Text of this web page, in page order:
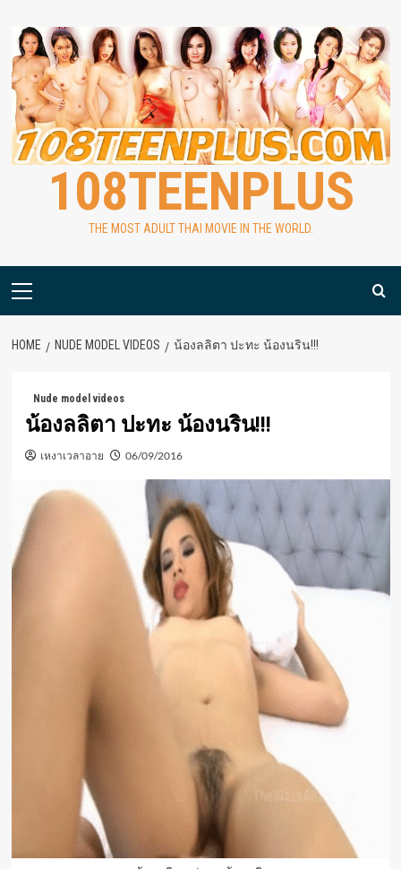
content
108TEENPLUS
THE MOST ADULT THAI MOVIE IN THE WORLD.
Primary
HOME NUDE MODEL VIDEOS น้องลลิตา ปะทะ น้องนริน!!!
Nude model videos
น้องลลิตา ปะทะ น้องนริน!!!
เหงาเวลาอาย 06/09/2016